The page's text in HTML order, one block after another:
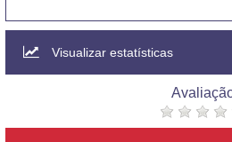
Visualizar estatísticas